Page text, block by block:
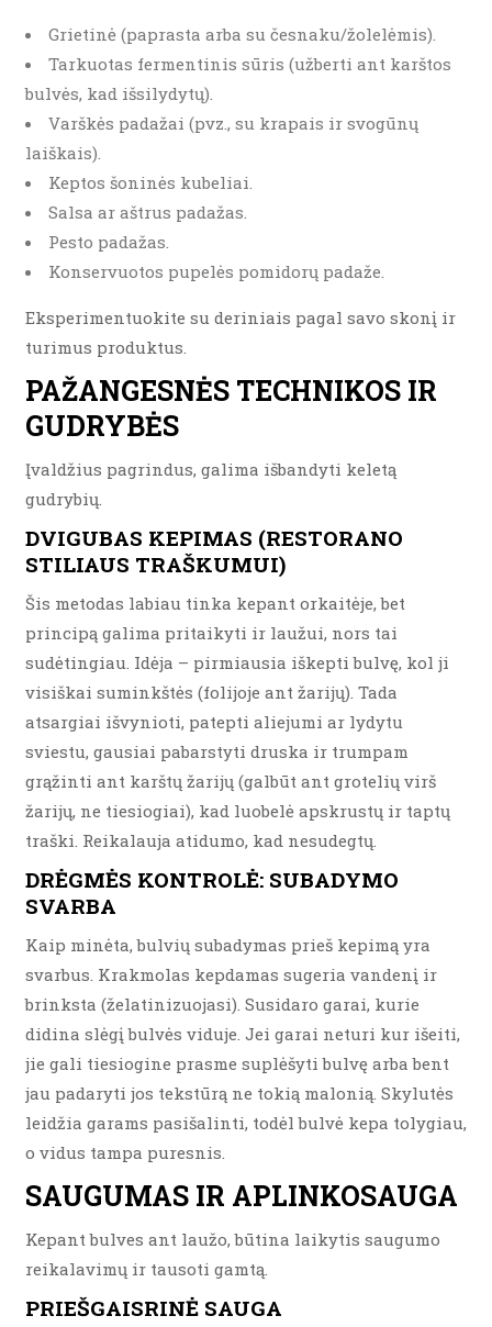
Grietinė (paprasta arba su česnaku/žolelėmis).
Tarkuotas fermentinis sūris (užberti ant karštos
bulvės, kad išsilydytų).
Varškės padažai (pvz., su krapais ir svogūnų
laiškais).
Keptos šoninės kubeliai.
Salsa ar aštrus padažas.
Pesto padažas.
Konservuotos pupelės pomidorų padaže.
Eksperimentuokite su deriniais pagal savo skonį ir
turimus produktus.
PAŽANGESNĖS TECHNIKOS IR
GUDRYBĖS
Įvaldžius pagrindus, galima išbandyti keletą
gudrybių.
DVIGUBAS KEPIMAS (RESTORANO
STILIAUS TRAŠKUMUI)
Šis metodas labiau tinka kepant orkaitėje, bet
principą galima pritaikyti ir laužui, nors tai
sudėtingiau. Idėja – pirmiausia iškepti bulvę, kol ji
visiškai suminkštės (folijoje ant žarijų). Tada
atsargiai išvynioti, patepti aliejumi ar lydytu
sviestu, gausiai pabarstyti druska ir trumpam
grąžinti ant karštų žarijų (galbūt ant grotelių virš
žarijų, ne tiesiogiai), kad luobelė apskrustų ir taptų
traški. Reikalauja atidumo, kad nesudegtų.
DRĖGMĖS KONTROLĖ: SUBADYMO
SVARBA
Kaip minėta, bulvių subadymas prieš kepimą yra
svarbus. Krakmolas kepdamas sugeria vandenį ir
brinksta (želatinizuojasi). Susidaro garai, kurie
didina slėgį bulvės viduje. Jei garai neturi kur išeiti,
jie gali tiesiogine prasme suplėšyti bulvę arba bent
jau padaryti jos tekstūrą ne tokią malonią. Skylutės
leidžia garams pasišalinti, todėl bulvė kepa tolygiau,
o vidus tampa puresnis.
SAUGUMAS IR APLINKOSAUGA
Kepant bulves ant laužo, būtina laikytis saugumo
reikalavimų ir tausoti gamtą.
PRIEŠGAISRINĖ SAUGA